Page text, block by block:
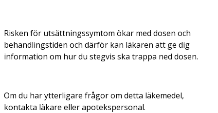
Risken för utsättningssymtom ökar med dosen och
behandlingstiden och därför kan läkaren att ge dig
information om hur du stegvis ska trappa ned dosen.
Om du har ytterligare frågor om detta läkemedel,
kontakta läkare eller apotekspersonal.